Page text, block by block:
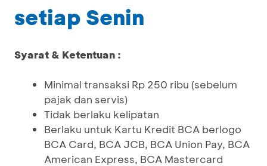
setiap Senin
Syarat & Ketentuan :
Minimal transaksi Rp 250 ribu (sebelum
pajak dan servis)
Tidak berlaku kelipatan
Berlaku untuk Kartu Kredit BCA berlogo
BCA Card, BCA JCB, BCA Union Pay, BCA
American Express, BCA Mastercard